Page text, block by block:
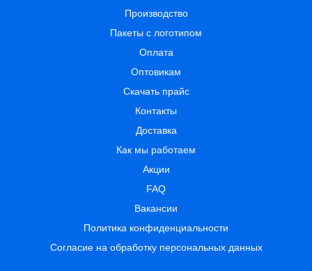
Производство
Пакеты с логотипом
Оплата
Оптовикам
Скачать прайс
Контакты
Доставка
Как мы работаем
Акции
FAQ
Вакансии
Политика конфиденциальности
Согласие на обработку персональных данных